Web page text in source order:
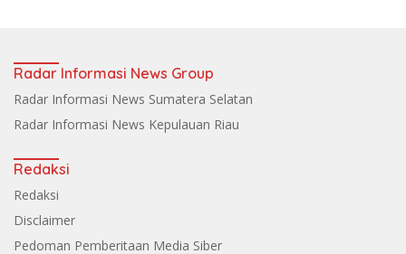
Radar Informasi News Group
Radar Informasi News Sumatera Selatan
Radar Informasi News Kepulauan Riau
Redaksi
Redaksi
Disclaimer
Pedoman Pemberitaan Media Siber